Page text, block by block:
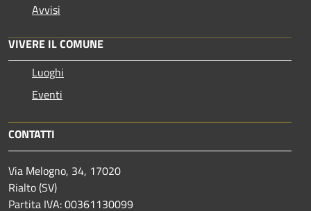
Avvisi
VIVERE IL COMUNE
Luoghi
Eventi
CONTATTI
Via Melogno, 34, 17020
Rialto (SV)
Partita IVA: 00361130099